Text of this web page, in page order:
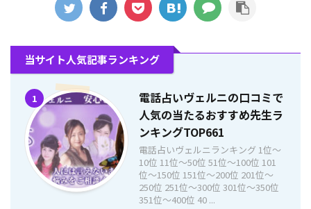
当サイト人気記事ランキング
1
電話占いヴェルニの口コミで
人気の当たるおすすめ先生ラ
ンキングTOP661
電話占いヴェルニランキング 1位〜
10位 11位〜50位 51位〜100位 101
位〜150位 151位〜200位 201位〜
250位 251位〜300位 301位〜350位
351位〜400位 40 ...